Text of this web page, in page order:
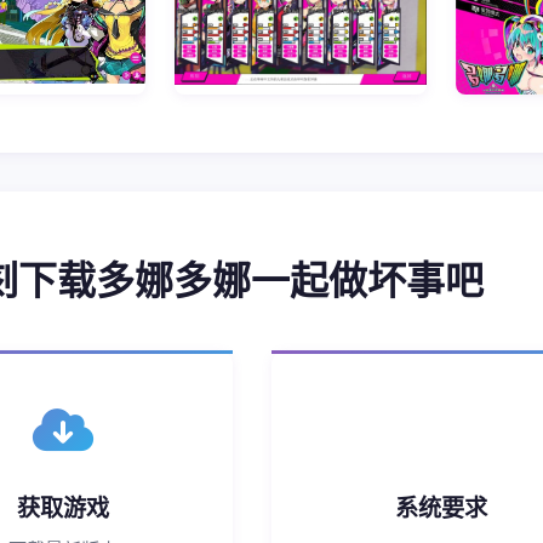
下载多娜多娜一起做坏事吧
获取游戏 系统要求